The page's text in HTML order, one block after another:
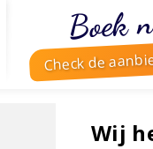
Boek
Check de
Wij